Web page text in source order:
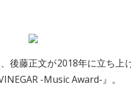
後藤正文が2018年に立ち
-Music Award-』。